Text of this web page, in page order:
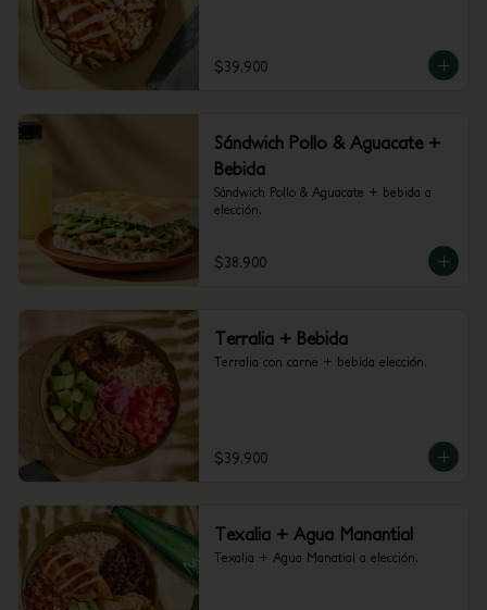
$39.900
Sándwich Pollo & Aguacate +
Bebida
Sándwich Pollo & Aguacate + bebida a
elección.
$38.900
Terralia + Bebida
Terralia con carne + bebida elección.
$39.900
Texalia + Agua Manantial
Texalia + Agua Manatial a elección.